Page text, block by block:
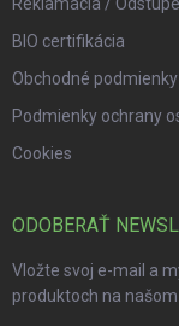
BIO certifikácia
Obchodné podmienky
Podmienky ochrany
Cookies
ODOBERAŤ
Vložte svoj e-mail a
produktoch na našom